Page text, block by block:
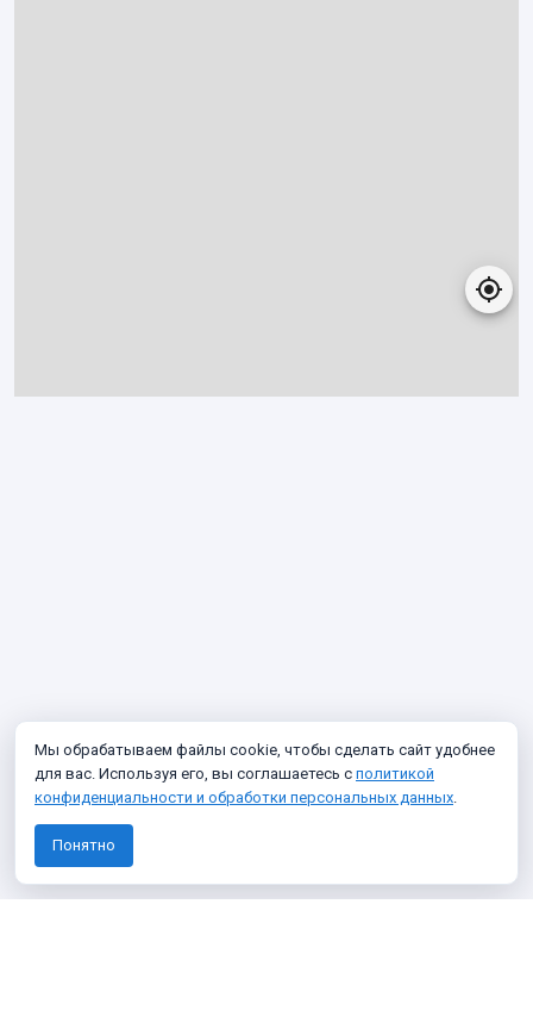
Мы обрабатываем файлы cookie, чтобы сделать сайт удобнее
для вас. Используя его, вы соглашаетесь с политикой
конфиденциальности и обработки персональных данных.
Понятно